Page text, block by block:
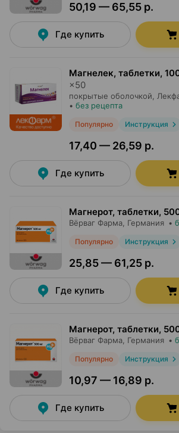
50,19 — 65,55 р.
Где купить
Магнелек, таблетки,
×50
покрытые оболочкой,
• без рецепта
Популярно Инструкция
17,40 — 26,59 р.
Где купить
Магнерот, таблетки,
Вёрваг Фарма , Германия •
Популярно Инструкция
25,85 — 61,25 р.
Где купить
Магнерот, таблетки,
Вёрваг Фарма , Германия •
Популярно Инструкция
10,97 — 16,89 р.
Где купить